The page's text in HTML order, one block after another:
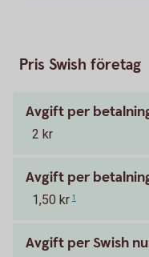
Pris Swish företag
Avgift per
2 kr
Avgift per
1,50 kr 1
Avgift per Swish